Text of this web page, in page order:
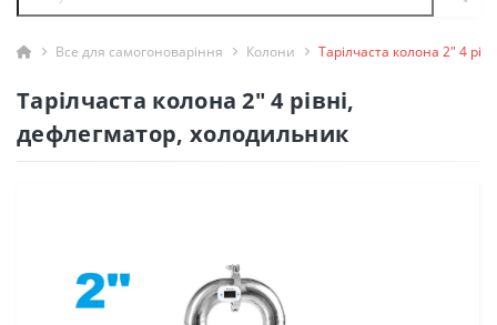
Все для самогоноваріння Колони Тарілчаста колона 2" 4
Тарілчаста колона 2" 4 рівні,
дефлегматор, холодильник